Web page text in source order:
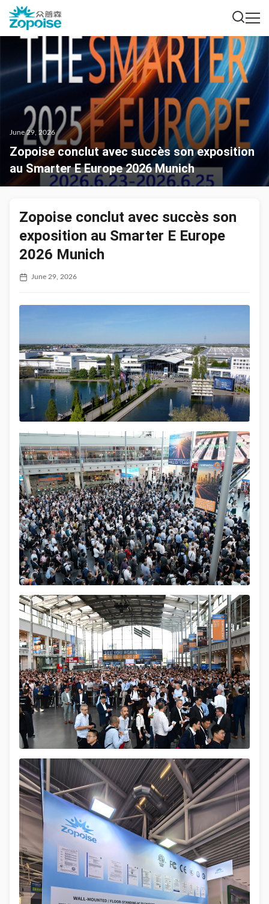
June 29, 2026
Zopoise conclut avec succès son exposition
au Smarter E Europe 2026 Munich
Zopoise conclut avec succès son
exposition au Smarter E Europe
2026 Munich
June 29, 2026